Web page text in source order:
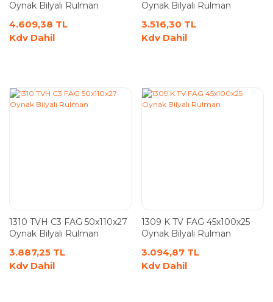
Oynak Bilyalı Rulman
4.609,38 TL
Kdv Dahil
Oynak Bilyalı Rulman
3.516,30 TL
Kdv Dahil
1310 TVH C3 FAG 50x110x27
Oynak Bilyalı Rulman
3.887,25 TL
Kdv Dahil
1309 K TV FAG 45x100x25
Oynak Bilyalı Rulman
3.094,87 TL
Kdv Dahil